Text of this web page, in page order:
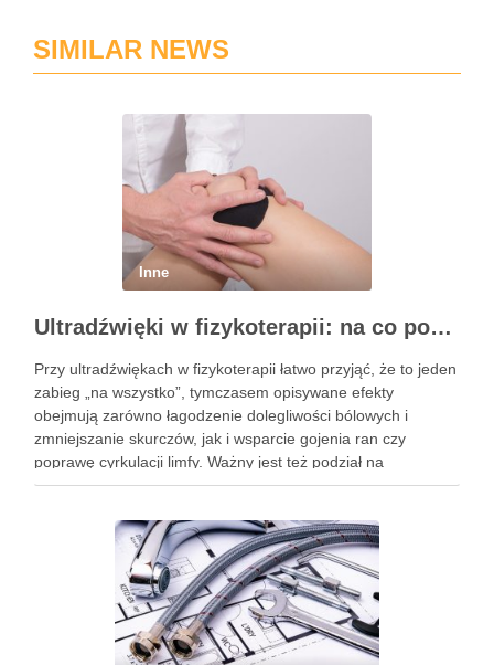
SIMILAR NEWS
Inne
Ultradźwięki w fizykoterapii: na co pomagają, wskazania, przeciwwskazania i dawkowanie zabiegów
Przy ultradźwiękach w fizykoterapii łatwo przyjąć, że to jeden
zabieg „na wszystko”, tymczasem opisywane efekty
obejmują zarówno łagodzenie dolegliwości bólowych i
zmniejszanie skurczów, jak i wsparcie gojenia ran czy
poprawę cyrkulacji limfy. Ważny jest też podział na
zastosowania oraz ograniczenia: terapia może być